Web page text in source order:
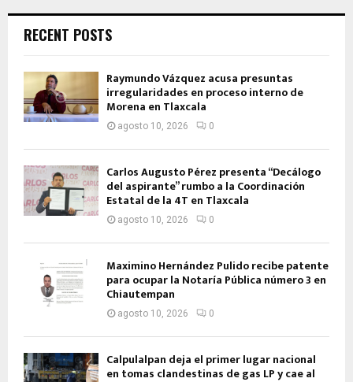
RECENT POSTS
Raymundo Vázquez acusa presuntas
irregularidades en proceso interno de
Morena en Tlaxcala
agosto 10, 2026 0
Carlos Augusto Pérez presenta “Decálogo
del aspirante” rumbo a la Coordinación
Estatal de la 4T en Tlaxcala
agosto 10, 2026 0
Maximino Hernández Pulido recibe patente
para ocupar la Notaría Pública número 3 en
Chiautempan
agosto 10, 2026 0
Calpulalpan deja el primer lugar nacional
en tomas clandestinas de gas LP y cae al